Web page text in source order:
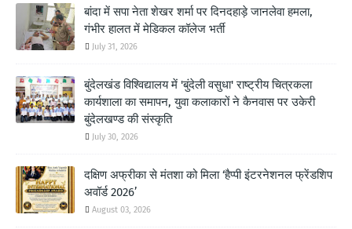
बांदा में सपा नेता शेखर शर्मा पर दिनदहाड़े जानलेवा हमला,
गंभीर हालत में मेडिकल कॉलेज भर्ती
July 31, 2026
बुंदेलखंड विश्विद्यालय में 'बुंदेली वसुधा' राष्ट्रीय चित्रकला
कार्यशाला का समापन, युवा कलाकारों ने कैनवास पर उकेरी
बुंदेलखण्ड की संस्कृति
July 30, 2026
दक्षिण अफ्रीका से मंतशा को मिला ‘हैप्पी इंटरनेशनल फ्रेंडशिप
अवॉर्ड 2026’
August 03, 2026